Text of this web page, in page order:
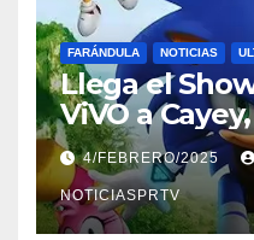
FARÁNDULA NOTICIAS
Llega el
ViVO a
Barceloneta
Relojes
compre
4/FEBRERO/2025
NOTICIASPRTV